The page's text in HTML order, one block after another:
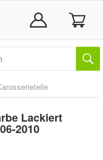
Lackiert
2010